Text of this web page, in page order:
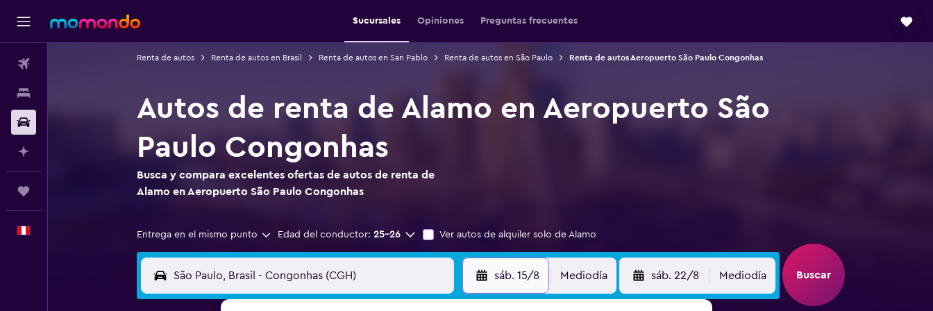
Sucursales Opiniones Preguntas frecuentes
Renta de autos Renta de autos en Brasil Renta de autos en San Pablo Renta de autos en São Paulo Renta de autos Aeropuerto São Paulo Congonhas
Autos de renta de Alamo en Aeropuerto São
Paulo Congonhas
Busca y compara excelentes ofertas de autos de renta de
Alamo en Aeropuerto São Paulo Congonhas
Entrega en el mismo punto Edad del conductor: 25-26 Ver autos de alquiler solo de Alamo
sáb. 15/8 Mediodía sáb. 22/8 Mediodía Buscar